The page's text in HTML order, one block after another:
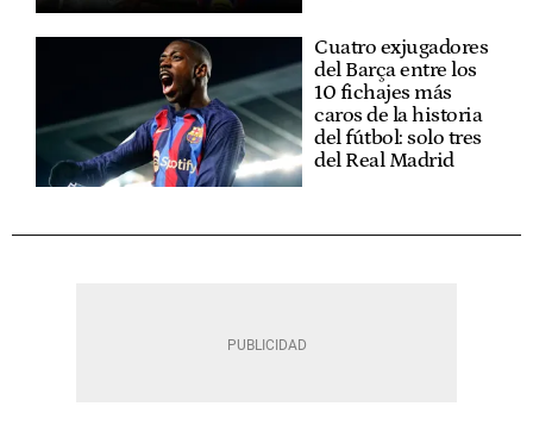
Cuatro exjugadores
del Barça entre los
10 fichajes más
caros de la historia
del fútbol: solo tres
del Real Madrid